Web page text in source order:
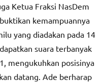
Ketua Fraksi NasDem
kemampuannya
yang diadakan pada 14
suara terbanyak
mengukuhkan posisinya
datang. Ade berharap